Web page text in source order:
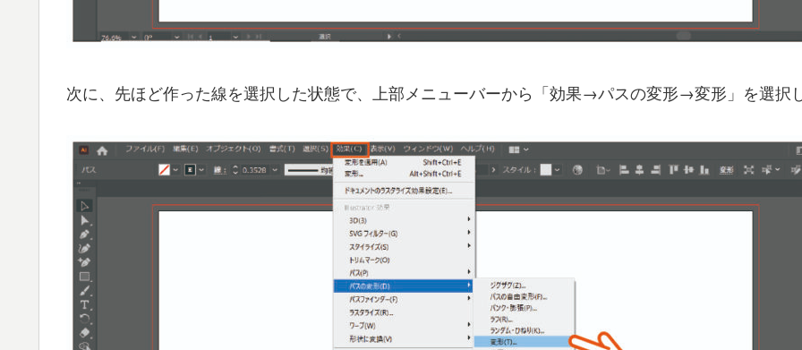
次に、先ほど作った線を選択した状態で、上部メニューバーから「効果→パスの変形→変形」を選択